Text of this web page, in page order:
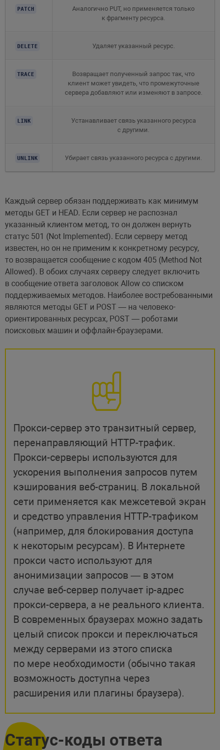
PATCH
Аналогично PUT, но применяется только
к фрагменту ресурса.
DELETE Удаляет указанный ресурс.
TRACE
Возвращает полученный запрос так, что
клиент может увидеть, что промежуточные
сервера добавляют или изменяют в запросе.
LINK
Устанавливает связь указанного ресурса
с другими.
UNLINK Убирает связь указанного ресурса с другими.
Каждый сервер обязан поддерживать как минимум
методы GET и HEAD. Если сервер не распознал
указанный клиентом метод, то он должен вернуть
статус 501 (Not Implemented). Если серверу метод
известен, но он не применим к конкретному ресурсу,
то возвращается сообщение с кодом 405 (Method Not
Allowed). В обоих случаях серверу следует включить
в сообщение ответа заголовок Allow со списком
поддерживаемых методов. Наиболее востребованными
являются методы GET и POST — на человеко-
ориентированных ресурсах, POST — роботами
поисковых машин и оффлайн-браузерами.
Прокси-сервер это транзитный сервер,
перенаправляющий HTTP-трафик.
Прокси-серверы используются для
ускорения выполнения запросов путем
кэширования веб-страниц. В локальной
сети применяется как межсетевой экран
и средство управления HTTP-трафиком
(например, для блокирования доступа
к некоторым ресурсам). В Интернете
прокси часто используют для
анонимизации запросов — в этом
случае веб-сервер получает ip-адрес
прокси-сервера, а не реального клиента.
В современных браузерах можно задать
целый список прокси и переключаться
между серверами из этого списка
по мере необходимости (обычно такая
возможность доступна через
расширения или плагины браузера).
Статус-коды ответа